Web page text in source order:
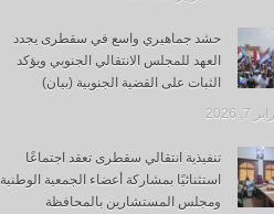
حشد جماهيري واسع في سقطرى يجدد
العهد للمجلس الانتقالي الجنوبي ويؤكد
الثبات على القضية الجنوبية (بيان)
2026
تنفيذية انتقالي سقطرى تعقد اجتماعًا
استثنائيًا بمشاركة أعضاء الجمعية الوطنية
ومجلس المستشارين بالمحافظة